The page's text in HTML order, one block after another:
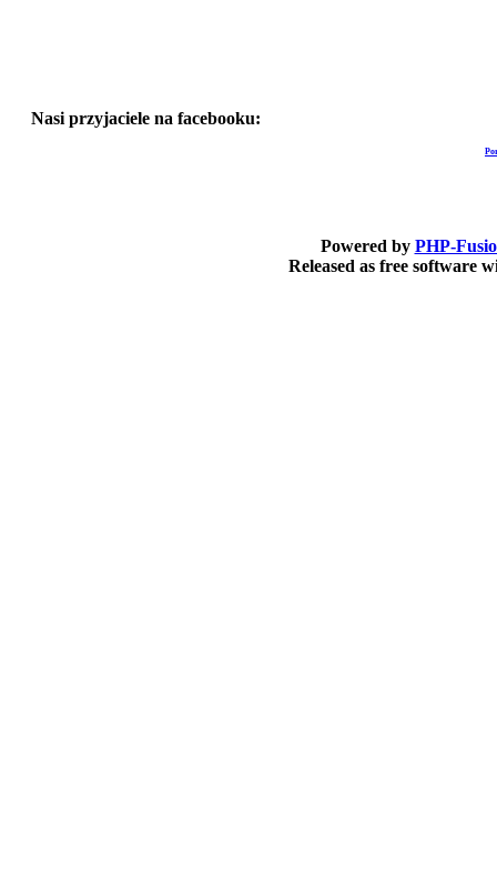
Nasi przyjaciele na facebooku:
Powered by PHP-
Released as free software